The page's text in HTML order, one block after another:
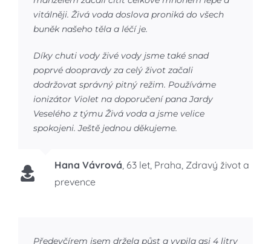
vitálněji. Živá voda doslova proniká do všech
buněk našeho těla a léčí je.
Díky chuti vody živé vody jsme také snad
poprvé doopravdy za celý život začali
dodržovat správný pitný režim. Používáme
ionizátor Violet na doporučení pana Jardy
Veselého z týmu Živá voda a jsme velice
spokojeni. Ještě jednou děkujeme.
Hana Vávrová 63 let, Praha, Zdravý život a
prevence
Předevčírem jsem držela půst a vypila asi 4 litry